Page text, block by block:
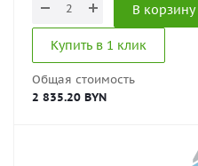
В корзину
Купить в 1 клик
Общая стоимость
2 835.20 BYN